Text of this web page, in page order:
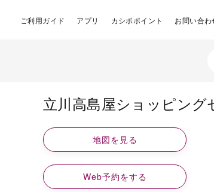
ご利用ガイド アプリ カシポポイント お問い合わ
立川高島屋ショッピング
地図を見る
Web予約をする